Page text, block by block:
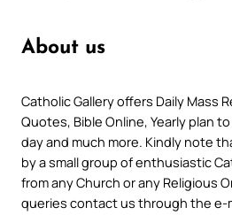
About us
Catholic Gallery offers Daily Mass
Quotes, Bible Online, Yearly plan
day and much more. Kindly note
by a small group of enthusiastic
from any Church or any Religious
queries contact us through the e-